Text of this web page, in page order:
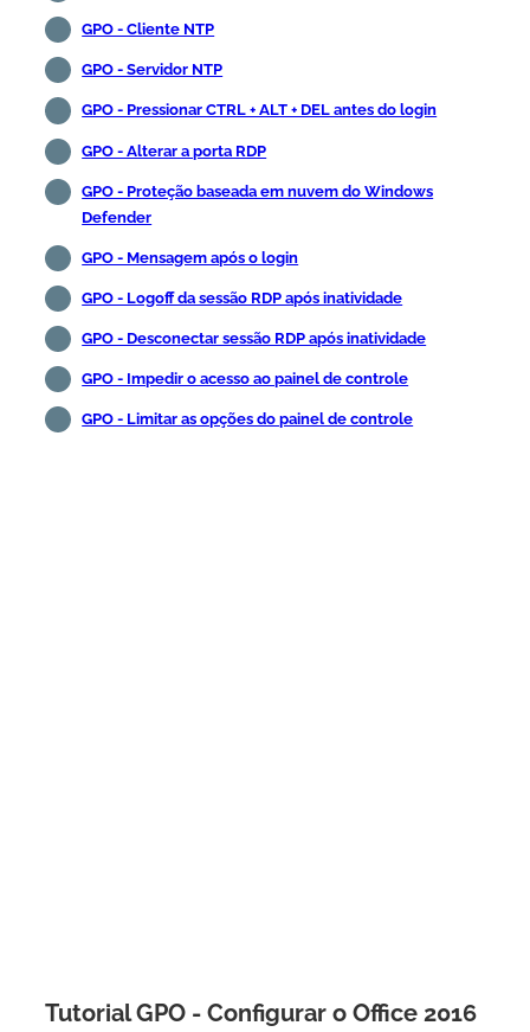
GPO - Cliente NTP
GPO - Servidor NTP
GPO - Pressionar CTRL + ALT + DEL antes do login
GPO - Alterar a porta RDP
GPO - Proteção baseada em nuvem do Windows
Defender
GPO - Mensagem após o login
GPO - Logoff da sessão RDP após inatividade
GPO - Desconectar sessão RDP após inatividade
GPO - Impedir o acesso ao painel de controle
GPO - Limitar as opções do painel de controle
Tutorial GPO - Configurar o Office 2016